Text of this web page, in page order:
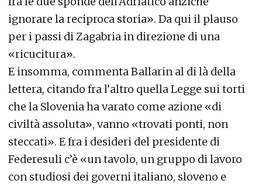
ignorare la reciproca storia». Da qui il plauso
per i passi di Zagabria in direzione di una
«ricucitura».
E insomma, commenta Ballarin al di là della
lettera, citando fra l’altro quella Legge sui torti
che la Slovenia ha varato come azione «di
civiltà assoluta», vanno «trovati ponti, non
steccati». E fra i desideri del presidente di
Federesuli c’è «un tavolo, un gruppo di lavoro
con studiosi dei governi italiano, sloveno e